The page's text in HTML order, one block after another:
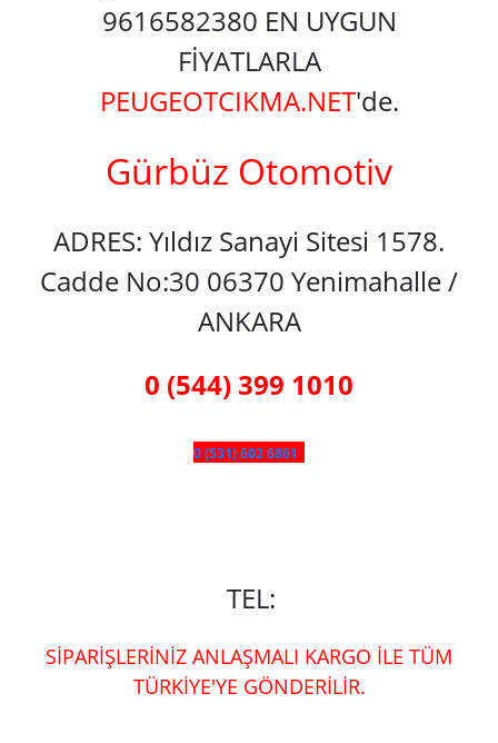
9616582380 EN UYGUN
FİYATLARLA
PEUGEOTCIKMA.NET'de.
Gürbüz Otomotiv
ADRES: Yıldız Sanayi Sitesi 1578.
Cadde No:30 06370 Yenimahalle /
ANKARA
0 (544) 399 1010
0 (531) 602 6861
TEL:
SİPARİŞLERİNİZ ANLAŞMALI KARGO İLE TÜM
TÜRKİYE'YE GÖNDERİLİR.